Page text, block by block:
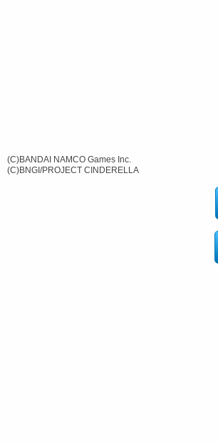
(C)BANDAI NAMCO Games Inc.
(C)BNGI/PROJECT CINDERELLA